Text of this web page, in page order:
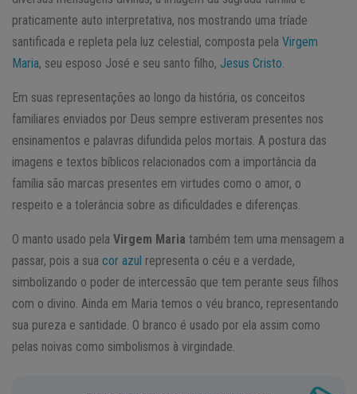
praticamente auto interpretativa, nos mostrando uma tríade
santificada e repleta pela luz celestial, composta pela Virgem
Maria, seu esposo José e seu santo filho, Jesus Cristo
Em suas representações ao longo da história, os conceitos
familiares enviados por Deus sempre estiveram presentes nos
ensinamentos e palavras difundida pelos mortais. A postura das
imagens e textos bíblicos relacionados com a importância da
família são marcas presentes em virtudes como o amor, o
respeito e a tolerância sobre as dificuldades e diferenças.
O manto usado pela Virgem Maria também tem uma mensagem a
passar, pois a sua cor azul representa o céu e a verdade,
simbolizando o poder de intercessão que tem perante seus filhos
com o divino. Ainda em Maria temos o véu branco, representando
sua pureza e santidade. O branco é usado por ela assim como
pelas noivas como simbolismos à virgindade.